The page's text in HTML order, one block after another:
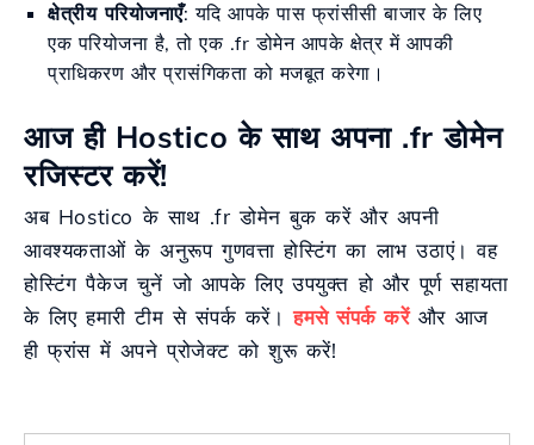
क्षेत्रीय परियोजनाएँ: यदि आपके पास फ्रांसीसी बाजार के लिए
एक परियोजना है, तो एक .fr डोमेन आपके क्षेत्र में आपकी
प्राधिकरण और प्रासंगिकता को मजबूत करेगा।
आज ही Hostico के साथ अपना .fr डोमेन
रजिस्टर करें!
अब Hostico के साथ .fr डोमेन बुक करें और अपनी
आवश्यकताओं के अनुरूप गुणवत्ता होस्टिंग का लाभ उठाएं। वह
होस्टिंग पैकेज चुनें जो आपके लिए उपयुक्त हो और पूर्ण सहायता
के लिए हमारी टीम से संपर्क करें।हमसे संपर्क करेंऔर आज
ही फ्रांस में अपने प्रोजेक्ट को शुरू करें!